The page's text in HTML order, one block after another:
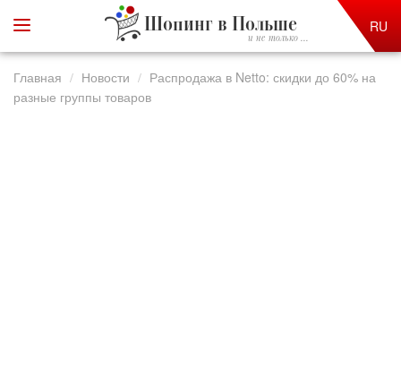
Шопинг в Польше
и не только ...
RU
Главная Новости
Распродажа в Netto: скидки до 60% на
разные группы товаров